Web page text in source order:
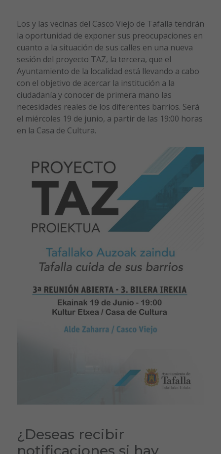
Los y las vecinas del Casco Viejo de Tafalla tendrán
la oportunidad de exponer sus preocupaciones en
cuanto a la situación de sus calles en una nueva
sesión del proyecto TAZ, la tercera, que el
Ayuntamiento de la localidad está llevando a cabo
con el objetivo de acercar la institución a la
ciudadanía y conocer de primera mano las
necesidades reales de los diferentes barrios. Será
el miércoles 19 de junio, a partir de las 19:00 horas
en la Casa de Cultura.
¿Deseas recibir
notificaciones si hay